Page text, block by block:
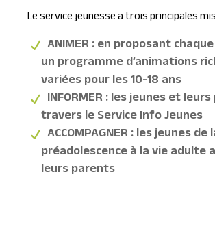
Le service jeunesse a trois principales
ANIMER : en proposant
un programme d’animations
variées pour les 10-18 ans
INFORMER : les jeunes et
travers le Service Info Jeunes
ACCOMPAGNER : les jeunes de
préadolescence à la vie adulte
leurs parents